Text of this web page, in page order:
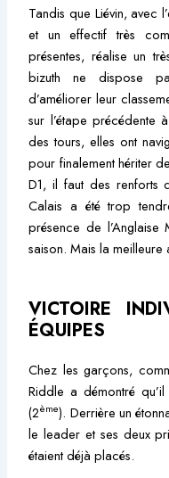
Tandis que Liévin, avec
et un effectif très
présentes, réalise un
bizuth ne dispose
d’améliorer leur
sur l’étape précédente
des tours, elles ont
pour finalement hériter
D1, il faut des renforts
Calais a été trop
présence de l’Anglaise
saison. Mais la meilleure
VICTOIRE
ÉQUIPES
Chez les garçons,
Riddle a démontré
(2ème). Derrière un
le leader et ses deux
étaient déjà placés.